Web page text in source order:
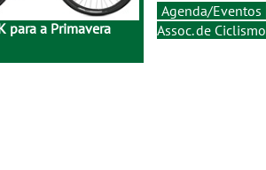
para a Primavera
Agenda/Eventos
Assoc. de Ciclismo